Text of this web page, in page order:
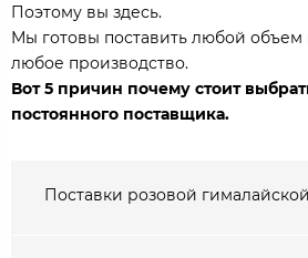
Поэтому вы здесь.
Мы готовы поставить любой
любое производство.
Вот 5 причин почему стоит
постоянного поставщика.
Поставки розовой